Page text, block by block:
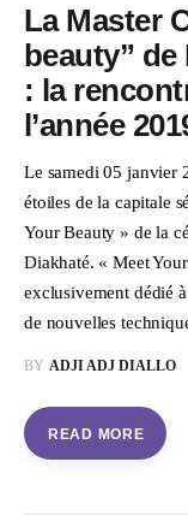
La Master
beauty”
: la
l’année
Le samedi 05 janvier
étoiles de la capitale
Your Beauty » de la
Diakhaté. « Meet
exclusivement dédié
de nouvelles
BY ADJI ADJ DIALLO
READ MORE